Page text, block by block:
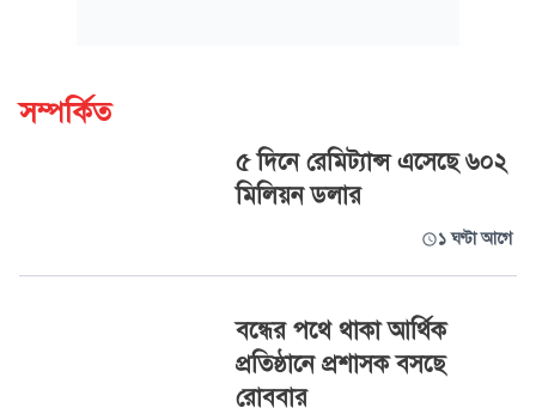
সম্পর্কিত
৫ দিনে রেমিট্যান্স এসেছে ৬০২
মিলিয়ন ডলার
১ ঘণ্টা আগে
বন্ধের পথে থাকা আর্থিক
প্রতিষ্ঠানে প্রশাসক বসছে
রোববার